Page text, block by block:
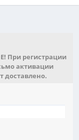
При регистрации
активации
доставлено.